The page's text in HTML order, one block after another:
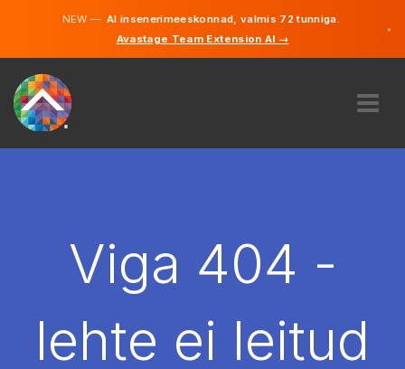
NEW —AI insenerimeeskonnad, valmis 72 tunniga.
Avastage Team Extension AI →
×
PALKAMAViga 404 -
lehte ei leitud